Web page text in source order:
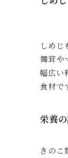
しめじ
舞茸や
幅広い
食材で
栄養
きのこ